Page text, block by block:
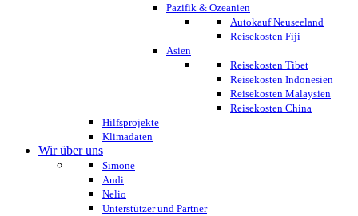
Pazifik & Ozeanien
Autokauf Neuseeland
Reisekosten Fiji
Asien
Reisekosten Tibet
Reisekosten Indonesien
Reisekosten Malaysien
Reisekosten China
Hilfsprojekte
Klimadaten
Wir über uns
Simone
Andi
Nelio
Unterstützer und Partner